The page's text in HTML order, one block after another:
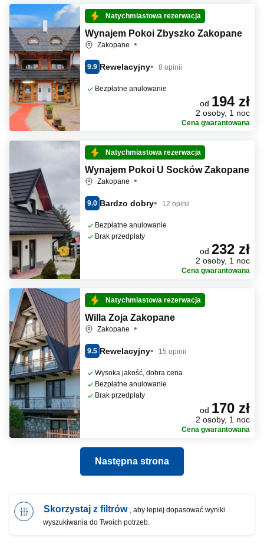
Natychmiastowa rezerwacja
Wynajem Pokoi Zbyszko Zakopane
Zakopane
9.9 Rewelacyjny 8 opinii
Bezpłatne anulowanie
od 194 zł
2 osoby, 1 noc
Cena gwarantowana
Natychmiastowa rezerwacja
Wynajem Pokoi U Socków Zakopane
Zakopane
9.0 Bardzo dobry 12 opinii
Bezpłatne anulowanie
Brak przedpłaty
od 232 zł
2 osoby, 1 noc
Cena gwarantowana
Natychmiastowa rezerwacja
Willa Zoja Zakopane
Zakopane
9.5 Rewelacyjny 15 opinii
Wysoka jakość, dobra cena
Bezpłatne anulowanie
Brak przedpłaty
od 170 zł
2 osoby, 1 noc
Cena gwarantowana
Następna strona
Skorzystaj z filtrów , aby lepiej dopasować wyniki
wyszukiwania do Twoich potrzeb.